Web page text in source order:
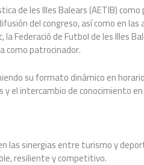
de les Illes Balears (AETIB)
del congreso, así como en las
Federació de Futbol de les Illes
como patrocinador.
su formato dinámico en
el intercambio de conocimiento
las sinergias entre turismo y
resiliente y competitivo.